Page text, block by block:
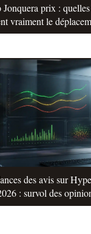
Jonquera prix :
vraiment le
des avis sur
: survol des